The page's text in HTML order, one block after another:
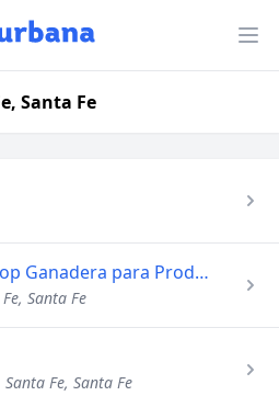
Santa Fe
Coprodex Liimitada -Coop Ganadera para Productores Exportado
Santa Fe
Fe, Santa Fe